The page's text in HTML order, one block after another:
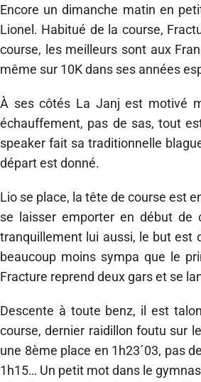
Encore un dimanche matin en
Lionel. Habitué de la course,
course, les meilleurs sont aux
même sur 10K dans ses années
À ses côtés La Janj est motivé
échauffement, pas de sas, tout
speaker fait sa traditionnelle
départ est donné.
Lio se place, la tête de course est
se laisser emporter en début de
tranquillement lui aussi, le but est
beaucoup moins sympa que le
Fracture reprend deux gars et se
Descente à toute benz, il est
course, dernier raidillon foutu sur
une 8ème place en 1h23´03, pas
1h15… Un petit mot dans le